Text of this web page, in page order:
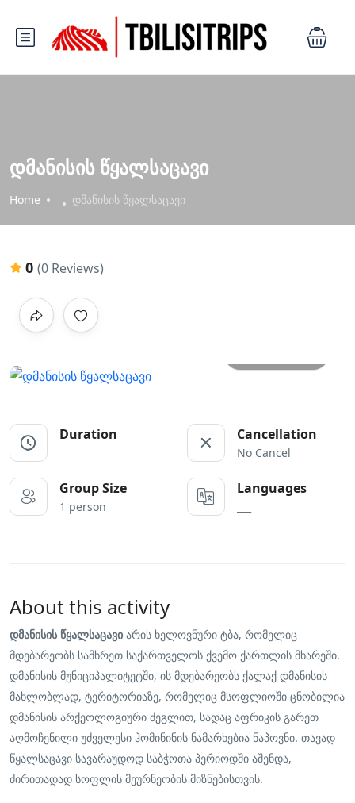
დმანისის წყალსაცავი
Home დმანისის წყალსაცავი
0 (0 Reviews)
Duration Cancellation
No Cancel
Group Size
1 person
Languages
About this activity
დმანისის წყალსაცავი არის ხელოვნური ტბა, რომელიც
მდებარეობს სამხრეთ საქართველოს ქვემო ქართლის მხარეში.
დმანისის მუნიციპალიტეტში, ის მდებარეობს ქალაქ დმანისის
მახლობლად, ტერიტორიაზე, რომელიც მსოფლიოში ცნობილია
დმანისის არქეოლოგიური ძეგლით, სადაც აფრიკის გარეთ
აღმოჩენილი უძველესი ჰომინინის ნამარხებია ნაპოვნი. თავად
წყალსაცავი სავარაუდოდ საბჭოთა პერიოდში აშენდა,
ძირითადად სოფლის მეურნეობის მიზნებისთვის.